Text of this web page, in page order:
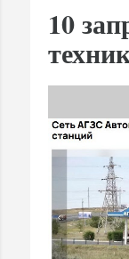
10